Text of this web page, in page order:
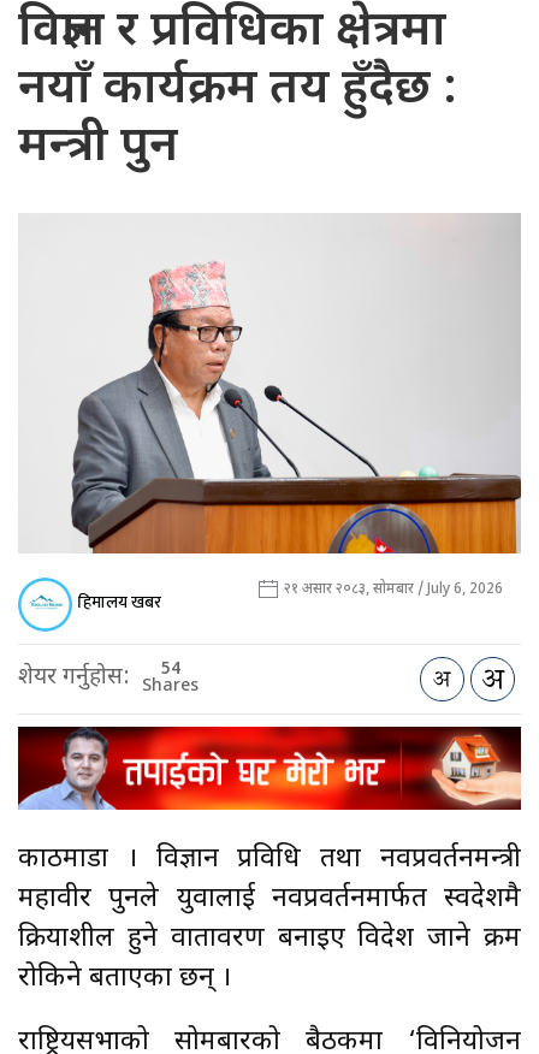
विज्ञान र प्रविधिका क्षेत्रमा
नयाँ कार्यक्रम तय हुँदैछ :
मन्त्री पुन
हिमालय खबर २१ असार २०८३, सोमबार / July 6, 2026
शेयर गर्नुहोस: 54
Shares
काठमाडौँ । विज्ञान प्रविधि तथा नवप्रवर्तनमन्त्री
महावीर पुनले युवालाई नवप्रवर्तनमार्फत स्वदेशमै
क्रियाशील हुने वातावरण बनाइए विदेश जाने क्रम
रोकिने बताएका छन् ।
राष्ट्रियसभाको सोमबारको बैठकमा ‘विनियोजन